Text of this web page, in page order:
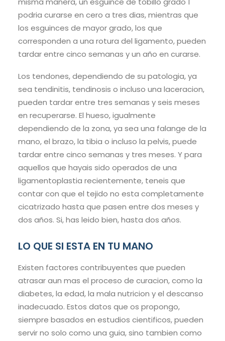
podria curarse en cero a tres dias, mientras que
los esguinces de mayor grado, los que
corresponden a una rotura del ligamento, pueden
tardar entre cinco semanas y un año en curarse.
Los tendones, dependiendo de su patologia, ya
sea tendinitis, tendinosis o incluso una laceracion,
pueden tardar entre tres semanas y seis meses
en recuperarse. El hueso, igualmente
dependiendo de la zona, ya sea una falange de la
mano, el brazo, la tibia o incluso la pelvis, puede
tardar entre cinco semanas y tres meses. Y para
aquellos que hayais sido operados de una
ligamentoplastia recientemente, teneis que
contar con que el tejido no esta completamente
cicatrizado hasta que pasen entre dos meses y
dos años. Si, has leido bien, hasta dos años.
LO QUE SI ESTA EN TU MANO
Existen factores contribuyentes que pueden
atrasar aun mas el proceso de curacion, como la
diabetes, la edad, la mala nutricion y el descanso
inadecuado. Estos datos que os propongo,
siempre basados en estudios cientificos, pueden
servir no solo como una guia, sino tambien como